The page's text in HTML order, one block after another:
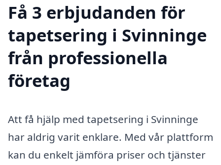
Få 3 erbjudanden för
tapetsering i Svinninge
från professionella
företag
Att få hjälp med tapetsering i Svinninge
har aldrig varit enklare. Med vår plattform
kan du enkelt jämföra priser och tjänster